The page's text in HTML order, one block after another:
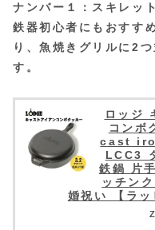
ナンバー１：スキレット
鉄器初心者にもおすす
り、魚焼きグリルに2
す。
ロッジ
コン
cast
LCC3
鉄鍋 片
ッチン
婚祝い 【ラ